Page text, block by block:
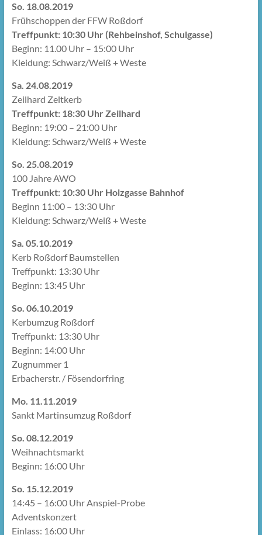
So. 18.08.2019
Frühschoppen der FFW Roßdorf
Treffpunkt: 10:30 Uhr (Rehbeinshof, Schulgasse)
Beginn: 11.00 Uhr – 15:00 Uhr
Kleidung: Schwarz/Weiß + Weste
Sa. 24.08.2019
Zeilhard Zeltkerb
Treffpunkt: 18:30 Uhr Zeilhard
Beginn: 19:00 – 21:00 Uhr
Kleidung: Schwarz/Weiß + Weste
So. 25.08.2019
100 Jahre AWO
Treffpunkt: 10:30 Uhr Holzgasse Bahnhof
Beginn 11:00 – 13:30 Uhr
Kleidung: Schwarz/Weiß + Weste
Sa. 05.10.2019
Kerb Roßdorf Baumstellen
Treffpunkt: 13:30 Uhr
Beginn: 13:45 Uhr
So. 06.10.2019
Kerbumzug Roßdorf
Treffpunkt: 13:30 Uhr
Beginn: 14:00 Uhr
Zugnummer 1
Erbacherstr. / Fösendorfring
Mo. 11.11.2019
Sankt Martinsumzug Roßdorf
So. 08.12.2019
Weihnachtsmarkt
Beginn: 16:00 Uhr
So. 15.12.2019
14:45 – 16:00 Uhr Anspiel-Probe
Adventskonzert
Einlass: 16:00 Uhr